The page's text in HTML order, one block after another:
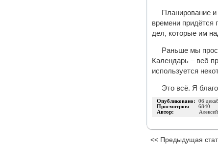
Планирование
времени придётся
дел, которые им
Раньше мы
Календарь – веб
используется
Это всё. Я
Опубликовано: 06
Просмотров: 6840
Автор:
<< Предыдущая